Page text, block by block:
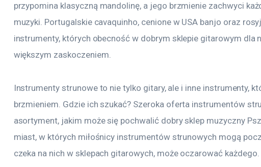
przypomina klasyczną mandolinę, a jego brzmienie zachwyci
muzyki. Portugalskie cavaquinho, cenione w USA banjo oraz
instrumenty, których obecność w dobrym sklepie gitarowym dla
większym zaskoczeniem.
Instrumenty strunowe to nie tylko gitary, ale i inne instrumenty,
brzmieniem. Gdzie ich szukać? Szeroka oferta instrumentów
asortyment, jakim może się pochwalić dobry sklep muzyczny
miast, w których miłośnicy instrumentów strunowych mogą
czeka na nich w sklepach gitarowych, może oczarować każdego.